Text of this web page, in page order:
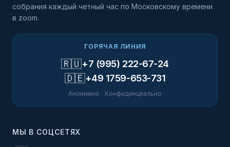
собрания каждый четный час по Московскому времени
в zoom.
ГОРЯЧАЯ ЛИНИЯ
🇷🇺+7 (995) 222-67-24
🇩🇪+49 1759-653-731
Анонимно · Конфиденциально
МЫ В СОЦСЕТЯХ